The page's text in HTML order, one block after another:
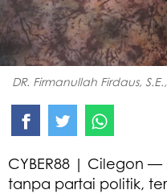
DR. Firmanullah Firdaus, S.E.,
CYBER88 | Cilegon
tanpa partai politik,